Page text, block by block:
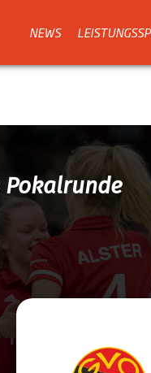
NEWS
Pokalrunde